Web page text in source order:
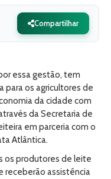
Compartilhar
essa gestão, tem
para os agricultores de
da cidade com
da Secretaria de
em parceria com o
Atlântica.
os produtores de leite
receberão assistência